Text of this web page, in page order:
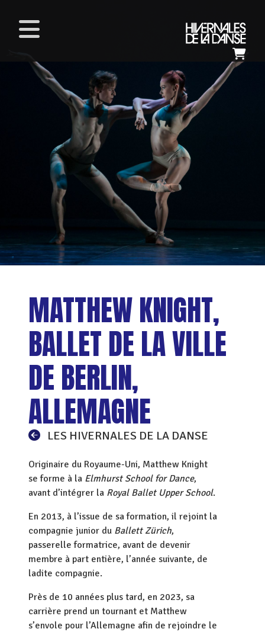
MATTHEW KNIGHT,
BALLET DE LA VILLE
DE BERLIN,
ALLEMAGNE
LES HIVERNALES DE LA DANSE
Originaire du Royaume-Uni, Matthew Knight
se forme à la Elmhurst School for Dance,
avant d’intégrer la Royal Ballet Upper School.
En 2013, à l’issue de sa formation, il rejoint la
compagnie junior du Ballett Zürich,
passerelle formatrice, avant de devenir
membre à part entière, l’année suivante, de
ladite compagnie.
Près de 10 années plus tard, en 2023, sa
carrière prend un tournant et Matthew
s’envole pour l’Allemagne afin de rejoindre le